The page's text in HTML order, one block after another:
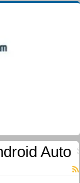
Auto